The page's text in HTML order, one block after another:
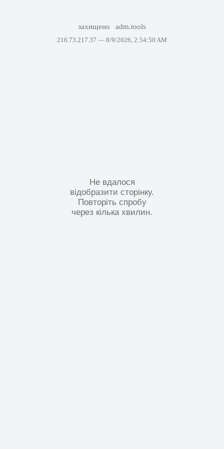
захищено adm.tools
216.73.217.37 — 8/9/2026, 2:54:50 AM
Не вдалося
відобразити сторінку.
Повторіть спробу
через кілька хвилин.